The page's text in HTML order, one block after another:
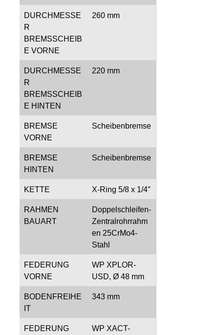
DURCHMESSE
R
BREMSSCHEIB
E VORNE
260 mm
DURCHMESSE
R
BREMSSCHEIB
E HINTEN
220 mm
BREMSE
VORNE
Scheibenbremse
BREMSE
HINTEN
Scheibenbremse
KETTE X-Ring 5/8 x 1/4″
RAHMEN
BAUART
Doppelschleifen-
Zentralrohrrahm
en 25CrMo4-
Stahl
FEDERUNG
VORNE
WP XPLOR-
USD, Ø 48 mm
BODENFREIHE
IT
343 mm
FEDERUNG
WP XACT-